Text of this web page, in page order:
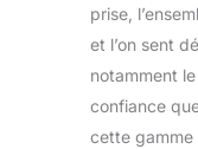
prise,
et l’on sent
notamment
confiance
cette gamme